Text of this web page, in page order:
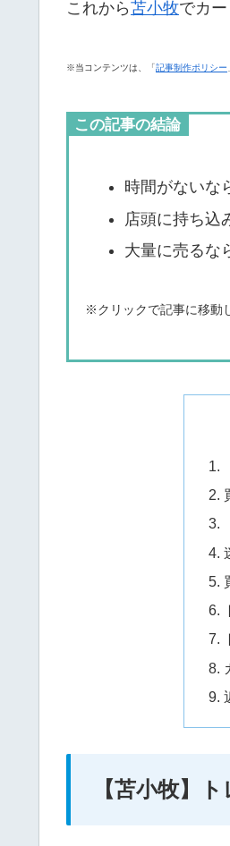
これから苫小牧でカー
※当コンテンツは、「記事制作ポリシー
この記事の結論
時間がないな
店頭に持ち込
大量に売るな
※クリックで記事に移動
【苫小牧】